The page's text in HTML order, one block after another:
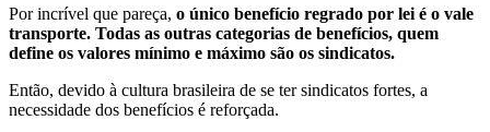
Por incrível que pareça, o único benefício regrado por lei é o vale
transporte. Todas as outras categorias de benefícios, quem
define os valores mínimo e máximo são os sindicatos.
Então, devido à cultura brasileira de se ter sindicatos fortes, a
necessidade dos benefícios é reforçada.